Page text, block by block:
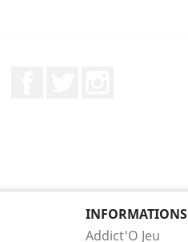
INFORMATIONS
Addict'O Jeu